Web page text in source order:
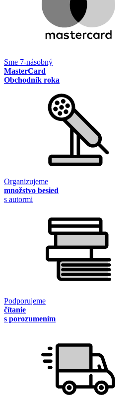
Sme 7-násobný
MasterCard
Obchodník roka
Organizujeme
množstvo besied
s autormi
Podporujeme
čítanie
s porozumením